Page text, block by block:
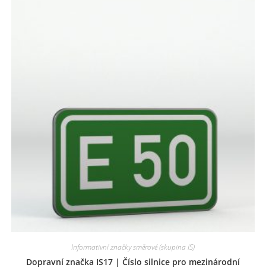
Informativní značky směrové (skupina IS)
Dopravní značka IS17 | Číslo silnice pro mezinárodní